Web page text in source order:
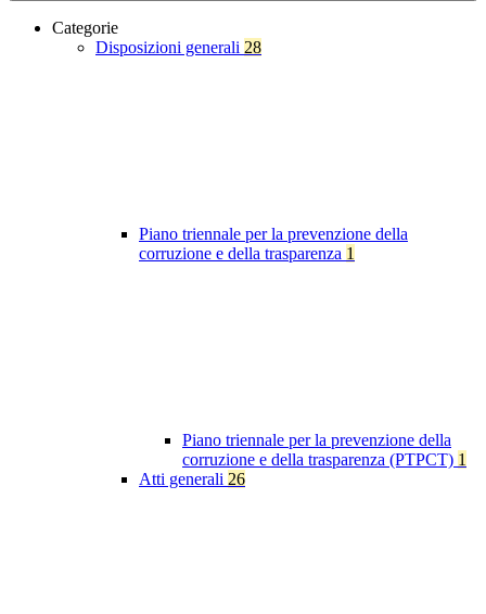
Categorie
Disposizioni generali 28
Piano triennale per la prevenzione della
corruzione e della trasparenza 1
Piano triennale per la prevenzione della
corruzione e della trasparenza (PTPCT) 1
Atti generali 26